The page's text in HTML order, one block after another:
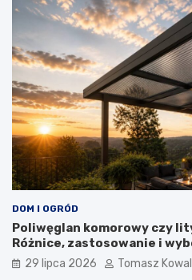
DOM I OGRÓD
Poliwęglan komorowy czy
Różnice, zastosowanie i
29 lipca 2026 Tomasz